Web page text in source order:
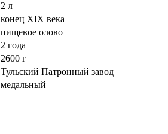
2 л
конец XIX века
пищевое олово
2 года
2600 г
Тульский Патронный завод
медальный